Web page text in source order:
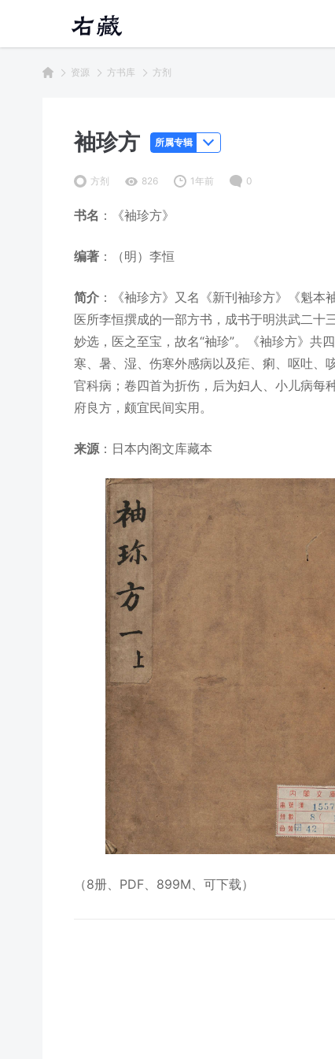
资源 方书库 方剂
袖珍方 所属专辑
方剂 826 1年前 0
书名 ：《袖珍方》
编著：（明）李恒
简介：《袖珍方》又名《新刊袖珍方》《魁本
医所李恒撰成的一部方书，成书于明洪武二十
妙选，医之至宝，故名“袖珍”。《袖珍方》共
寒、暑、湿、伤寒外感病以及疟、痢、呕吐、
官科病；卷四首为折伤，后为妇人、小儿病每
府良方，颇宜民间实用。
来源：日本内阁文库藏本
（8册、PDF、899M、可下载）